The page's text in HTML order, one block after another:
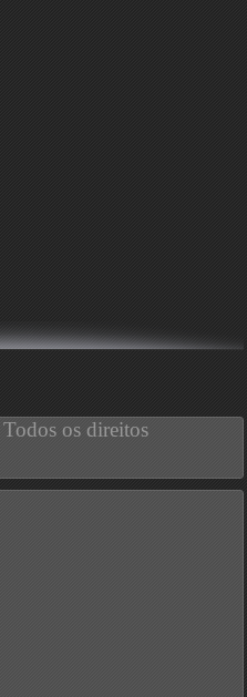
os direitos